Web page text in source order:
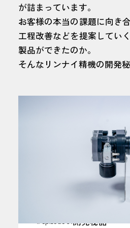
が詰まっています。
お客様の本当の課題に向き
工程改善などを提案してい
製品ができたのか。
そんなリンナイ精機の開発
開発秘話